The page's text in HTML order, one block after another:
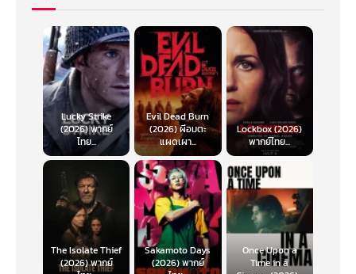
Lucky Strike
(2026) พากย์
ไทย...
Evil Dead Burn
(2026) ผีอมตะ
แผดเผา...
Lockbox (2026)
พากย์ไทย...
The Isolate Thief
(2026) พากย์
Sakamoto Days
(2026) พากย์
Once Upon a
Time in a